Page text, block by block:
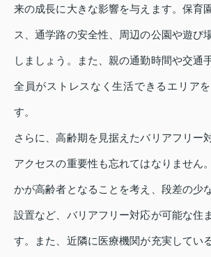
来の成長に大きな影響を与えます。保育
ス、通学路の安全性、周辺の公園や遊び
しましょう。また、親の通勤時間や交通
全員がストレスなく生活できるエリア
す。
さらに、高齢期を見据えたバリアフリー
アクセスの重要性も忘れてはなりません
かが高齢者となることを考え、段差の少
設置など、バリアフリー対応が可能な住
す。また、近隣に医療機関が充実してい